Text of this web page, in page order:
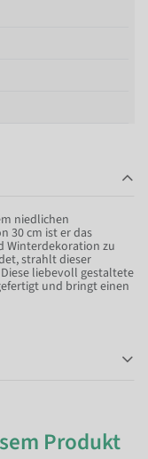
niedlichen
30 cm ist er das
Winterdekoration zu
strahlt dieser
liebevoll gestaltete
und bringt einen
Produkt